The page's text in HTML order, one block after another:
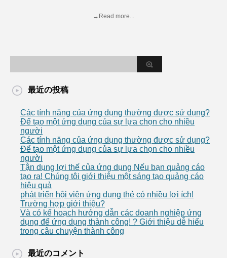
→Read more...
最近の投稿
Các tính năng của ứng dụng thường được sử dụng?
Để tạo một ứng dụng của sự lựa chọn cho nhiều
người
Các tính năng của ứng dụng thường được sử dụng?
Để tạo một ứng dụng của sự lựa chọn cho nhiều
người
Tận dụng lợi thế của ứng dụng Nếu bạn quảng cáo
tạo ra! Chúng tôi giới thiệu một sáng tạo quảng cáo
hiệu quả
phát triển hội viên ứng dụng thẻ có nhiều lợi ích!
Trường hợp giới thiệu?
Và có kế hoạch hướng dẫn các doanh nghiệp ứng
dụng để ứng dụng thành công! ? Giới thiệu dễ hiểu
trong câu chuyện thành công
最近のコメント